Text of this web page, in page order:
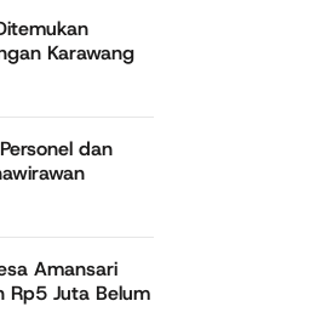
Karawang
dan
Amansari
Rp5 Juta Belum